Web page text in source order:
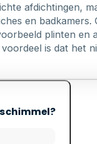
afdichtingen,
en badkamers.
plinten en
is dat het